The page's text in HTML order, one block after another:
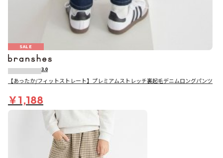
SALE
3.0
【あったか/フィットストレート】プレミアムストレッチ裏起毛デニムロングパンツ
￥1,188